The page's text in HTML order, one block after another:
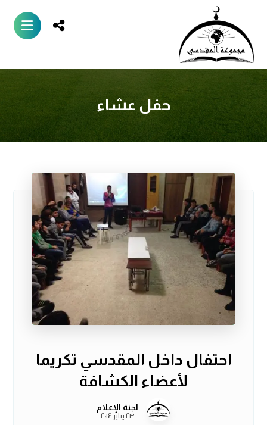
حفل عشاء
احتفال داخل المقدسي تكريما
لأعضاء الكشافة
لجنة الإعلام
٢٣ يناير ٢٠١٤